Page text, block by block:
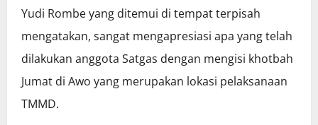
Yudi Rombe yang ditemui di tempat terpisah
mengatakan, sangat mengapresiasi apa yang telah
dilakukan anggota Satgas dengan mengisi khotbah
Jumat di Awo yang merupakan lokasi pelaksanaan
TMMD.